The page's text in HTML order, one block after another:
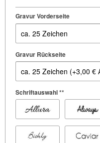
Gravur Vorderseite
Gravur Rückseite
Schriftauswahl **